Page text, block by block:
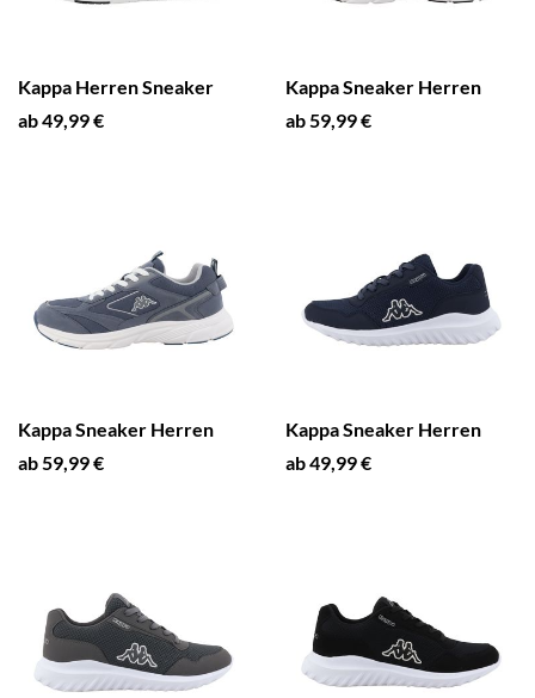
Kappa Herren Sneaker
ab 49,99 €
Kappa Sneaker Herren
ab 59,99 €
Kappa Sneaker Herren
ab 59,99 €
Kappa Sneaker Herren
ab 49,99 €